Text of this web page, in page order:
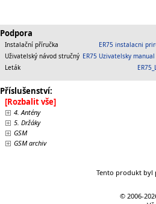
Podpora
Instalační příručka
ER75 instalacni
Uživatelský návod stručný ER75 Uzivatelsky
Leták
Příslušenství:
[Rozbalit vše]
4. Antény
5. Držáky
GSM
GSM archiv
Tento produkt byl
© 2006-